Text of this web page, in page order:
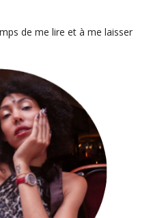
de me lire et à me laisser